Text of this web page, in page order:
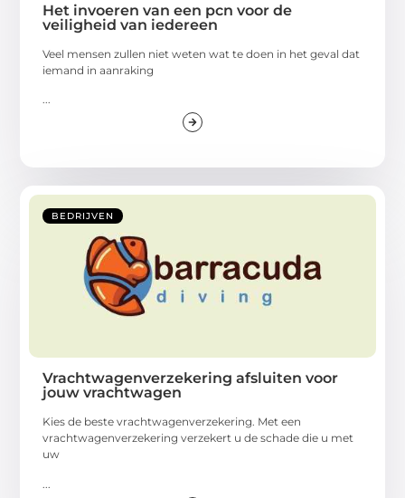
Het invoeren van een pcn voor de
veiligheid van iedereen
Veel mensen zullen niet weten wat te doen in het geval dat
iemand in aanraking
...
BEDRIJVEN
Vrachtwagenverzekering afsluiten voor
jouw vrachtwagen
Kies de beste vrachtwagenverzekering. Met een
vrachtwagenverzekering verzekert u de schade die u met
uw